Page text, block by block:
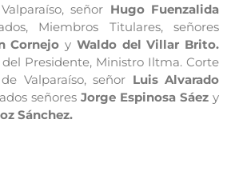
señor Hugo Fuenzalida
Miembros Titulares, señores
Cornejo y Waldo del Villar Brito.
Presidente, Ministro Iltma. Corte
Valparaíso, señor Luis Alvarado
señores Jorge Espinosa Sáez y
Sánchez.